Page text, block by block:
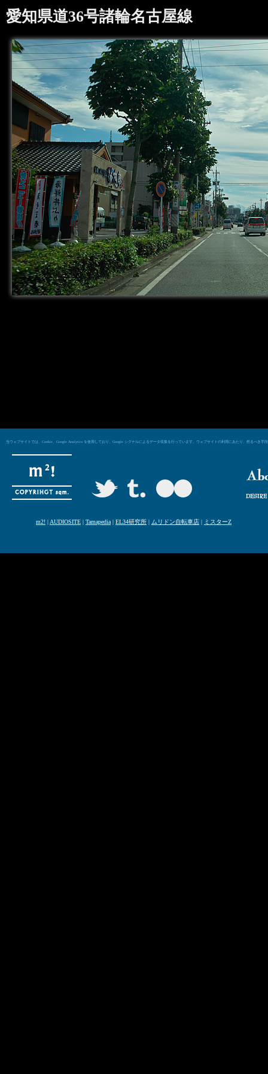
愛知県道36号諸輪名古屋線
当ウェブサイトでは、Cookie、Google Analytics を使用しており、Google シグナルによるデータ収集を行っています。ウェブサイトの利用にあたり、然るべき
m2! | AUDIOSITE | Tamapedia | EL34研究所 | ムリドン自転車店 | ミスターZ